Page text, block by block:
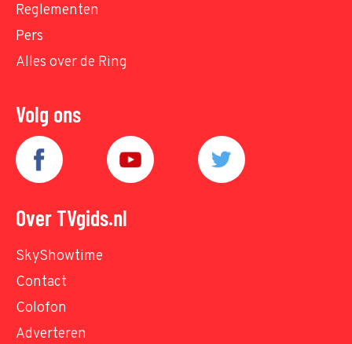
Reglementen
Pers
Alles over de Ring
Volg ons
Over TVgids.nl
SkyShowtime
Contact
Colofon
Adverteren